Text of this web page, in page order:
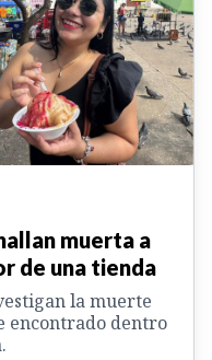
muerta a
de una tienda
la muerte
encontrado dentro